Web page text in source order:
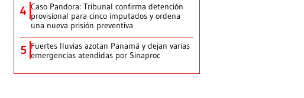
4 Caso Pandora: Tribunal confirma detención
provisional para cinco imputados y ordena
una nueva prisión preventiva
5 Fuertes lluvias azotan Panamá y dejan varias
emergencias atendidas por Sinaproc